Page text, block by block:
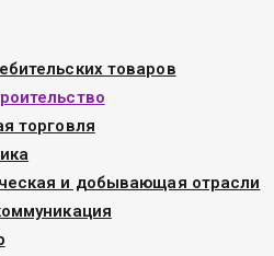
товаров
торговля
и добывающая отрасли